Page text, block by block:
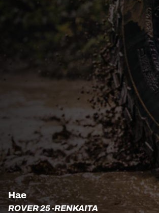
Hae
ROVER 25 -RENKAITA